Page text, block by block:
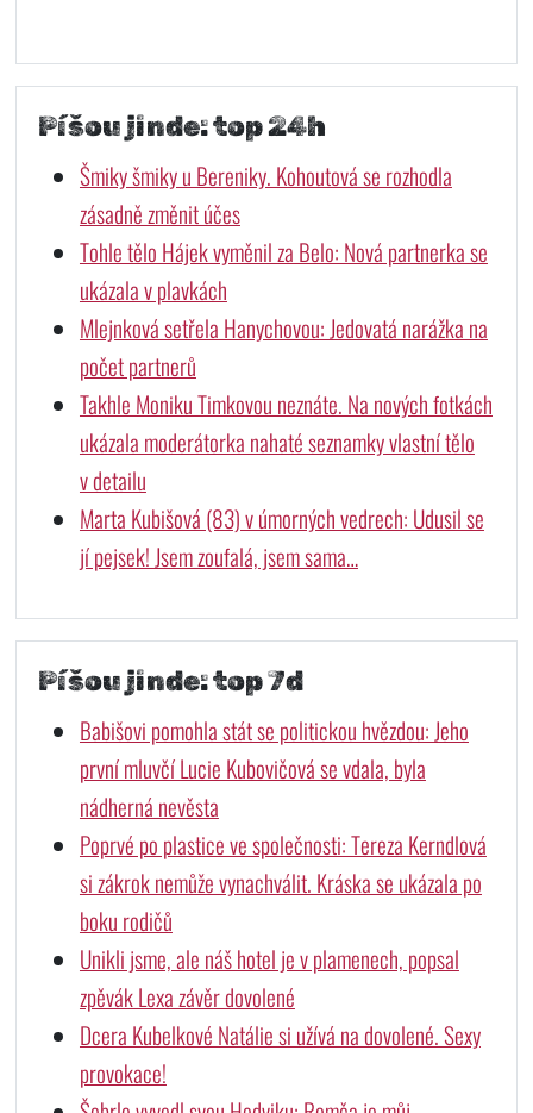
Píšou jinde: top 24h
Šmiky šmiky u Bereniky. Kohoutová se rozhodla
zásadně změnit účes
Tohle tělo Hájek vyměnil za Belo: Nová partnerka se
ukázala v plavkách
Mlejnková setřela Hanychovou: Jedovatá narážka na
počet partnerů
Takhle Moniku Timkovou neznáte. Na nových fotkách
ukázala moderátorka nahaté seznamky vlastní tělo
v detailu
Marta Kubišová (83) v úmorných vedrech: Udusil se
jí pejsek! Jsem zoufalá, jsem sama…
Píšou jinde: top 7d
Babišovi pomohla stát se politickou hvězdou: Jeho
první mluvčí Lucie Kubovičová se vdala, byla
nádherná nevěsta
Poprvé po plastice ve společnosti: Tereza Kerndlová
si zákrok nemůže vynachválit. Kráska se ukázala po
boku rodičů
Unikli jsme, ale náš hotel je v plamenech, popsal
zpěvák Lexa závěr dovolené
Dcera Kubelkové Natálie si užívá na dovolené. Sexy
provokace!